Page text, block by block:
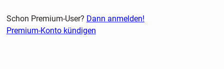
Schon Premium-User? Dann anmelden!
Premium-Konto kündigen